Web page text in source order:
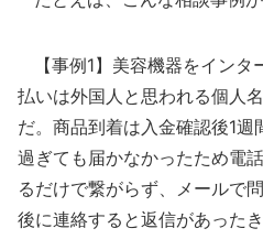
【事例1】美容機器をインタ
払いは外国人と思われる個人
だ。商品到着は入金確認後1
過ぎても届かなかったため電
るだけで繋がらず、メールで
後に連絡すると返信があった